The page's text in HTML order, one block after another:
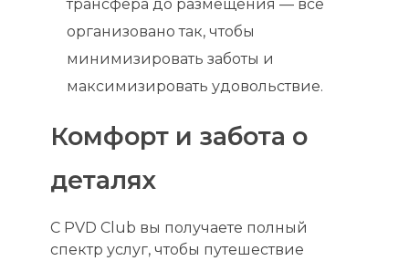
трансфера до размещения — все
организовано так, чтобы
минимизировать заботы и
максимизировать удовольствие.
Комфорт и забота о
деталях
С PVD Club вы получаете полный
спектр услуг, чтобы путешествие